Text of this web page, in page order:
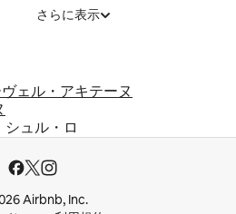
さらに表示
ェル・アキテーヌ
ュル・ロ
Airbnb, Inc.